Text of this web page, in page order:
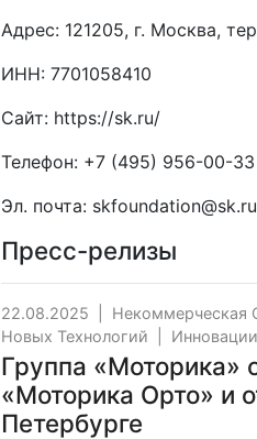
Адрес: 121205, г. Москва,
ИНН: 7701058410
Сайт: https://sk.ru/
Телефон: +7 (495) 956-00-33
Эл. почта: skfoundation@sk.ru
Пресс-релизы
22.08.2025
Некоммерческая
Новых Технологий
Инновации
Группа «Моторика»
«Моторика Орто» и
Петербурге